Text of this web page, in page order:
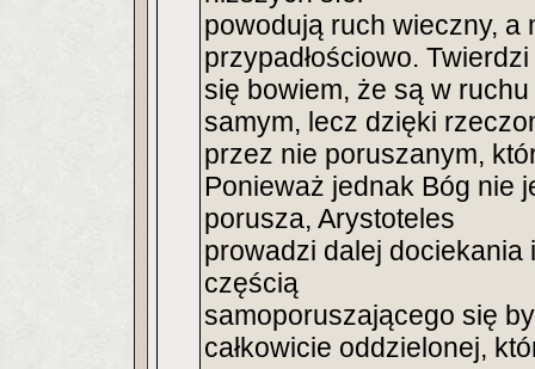
powodują ruch wieczny, a
przypadłościowo. Twierdzi
się bowiem, że są w
samym, lecz dzięki
przez nie poruszanym,
Ponieważ jednak Bóg nie
porusza, Arystoteles
prowadzi dalej
częścią
samoporuszającego się
całkowicie oddzielonej,